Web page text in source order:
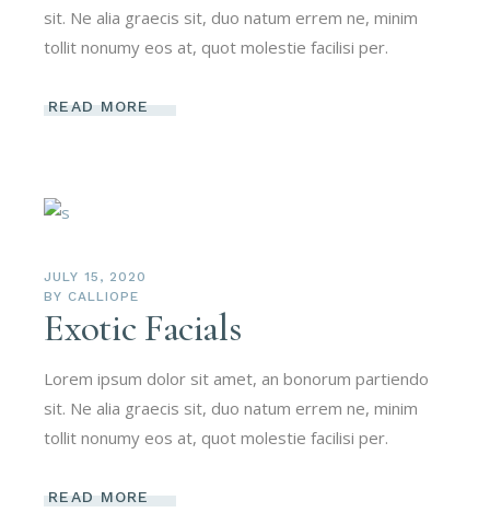
sit. Ne alia graecis sit, duo natum errem ne, minim
tollit nonumy eos at, quot molestie facilisi per.
READ MORE
JULY 15, 2020
BY CALLIOPE
Exotic Facials
Lorem ipsum dolor sit amet, an bonorum partiendo
sit. Ne alia graecis sit, duo natum errem ne, minim
tollit nonumy eos at, quot molestie facilisi per.
READ MORE